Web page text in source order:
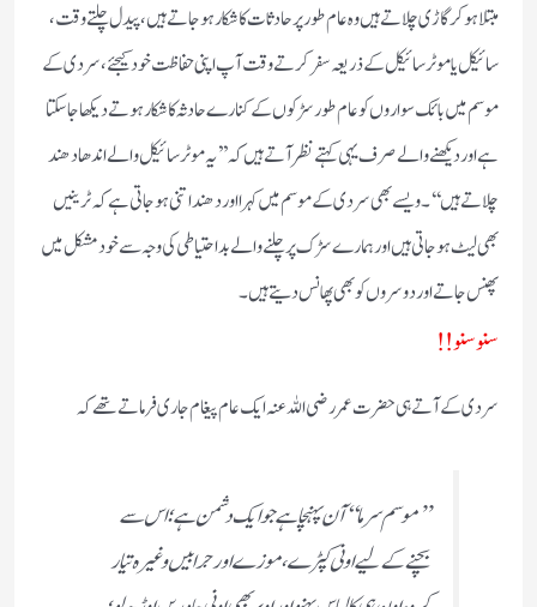
مبتلا ہوکر گاڑی چلاتے ہیں وہ عام طور پر حادثات کا شکار ہوجاتے ہیں ، پیدل چلتے وقت،
سائیکل یاموٹر سائیکل کے ذریعہ سفر کرتے وقت آپ اپنی حفاظت خود کیجئے ، سردی کے
موسم میں بائک سواروں کوعام طور سڑکوں کے کنارے حادثہ کا شکار ہوتے دیکھا جاسکتا
ہے اور دیکھنے والے صرف یہی کہتے نظرآتے ہیں کہ ’’یہ موٹر سائیکل والے اندھا دھند
چلاتے ہیں‘‘۔ویسے بھی سردی کے موسم میں کہرا اور دھند اتنی ہوجاتی ہے کہ ٹرینیں
بھی لیٹ ہوجاتی ہیں اورہمارے سڑک پر چلنے والے بداحتیاطی کی وجہ سے خود مشکل میں
پھنس جاتے اور دوسروں کو بھی پھانس دیتے ہیں۔
سنوسنو!!
سردی کے آتے ہی حضرت عمررضی اللہ عنہ ایک عام پیغام جاری فرماتے تھے کہ
’’موسم سرما ‘‘آن پہنچاہے جو ایک دشمن ہے؛ اس سے
بچنے کے لیے اونی کپڑے، موزے اور جرابیں وغیرہ تیار